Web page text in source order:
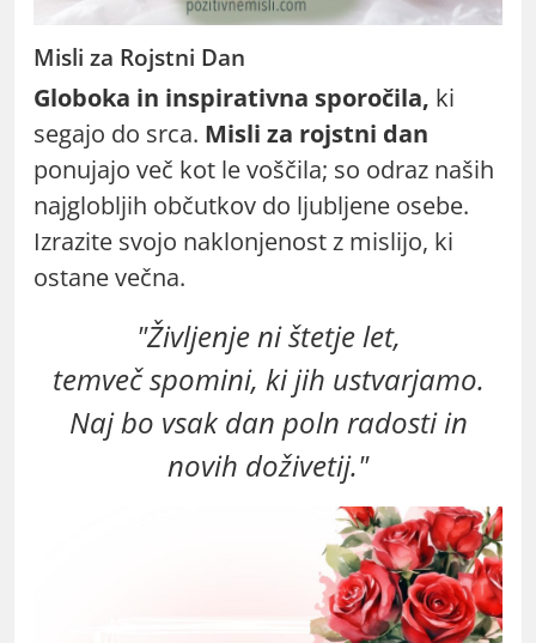
Misli za Rojstni Dan
Globoka in inspirativna sporočila, ki
segajo do srca. Misli za rojstni dan
ponujajo več kot le voščila; so odraz naših
najglobljih občutkov do ljubljene osebe.
Izrazite svojo naklonjenost z mislijo, ki
ostane večna.
"Življenje ni štetje let,
temveč spomini, ki jih ustvarjamo.
Naj bo vsak dan poln radosti in
novih doživetij."